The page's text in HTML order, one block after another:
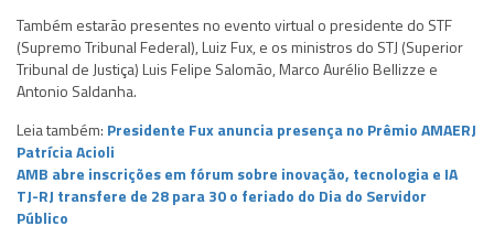
Também estarão presentes no evento virtual o presidente do STF
(Supremo Tribunal Federal), Luiz Fux, e os ministros do STJ (Superior
Tribunal de Justiça) Luis Felipe Salomão, Marco Aurélio Bellizze e
Antonio Saldanha.
Leia também: Presidente Fux anuncia presença no Prêmio AMAERJ
Patrícia Acioli
AMB abre inscrições em fórum sobre inovação, tecnologia e IA
TJ-RJ transfere de 28 para 30 o feriado do Dia do Servidor
Público